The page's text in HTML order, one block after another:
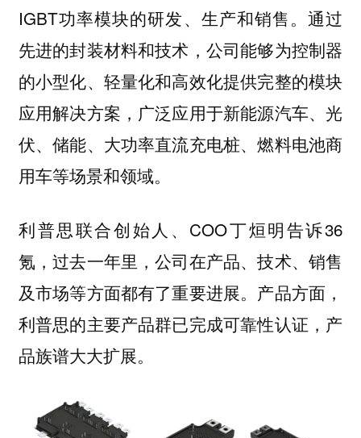
IGBT功率模块的研发、生产和销售。通过
先进的封装材料和技术，公司能够为控制器
的小型化、轻量化和高效化提供完整的模块
应用解决方案，广泛应用于新能源汽车、光
伏、储能、大功率直流充电桩、燃料电池商
用车等场景和领域。
利普思联合创始人、COO丁烜明告诉36
氪，过去一年里，公司在产品、技术、销售
及市场等方面都有了重要进展。产品方面，
利普思的主要产品群已完成可靠性认证，产
品族谱大大扩展。